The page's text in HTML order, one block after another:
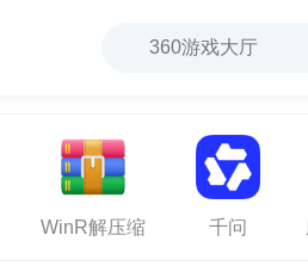
WinR解压缩 千问